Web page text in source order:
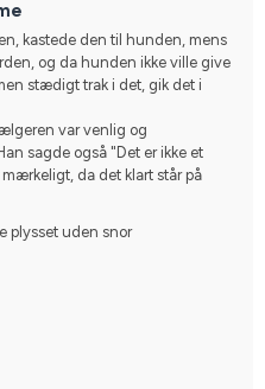
kastede den til hunden, mens
og da hunden ikke ville give
stædigt trak i det, gik det i
var venlig og
sagde også "Det er ikke et
da det klart står på
plysset uden snor